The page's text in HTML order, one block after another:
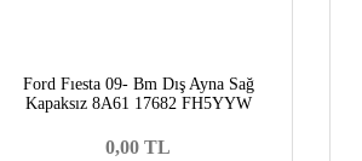
Ford Fıesta 09- Bm Dış Ayna Sağ
Kapaksız 8A61 17682 FH5YYW
0,00 TL